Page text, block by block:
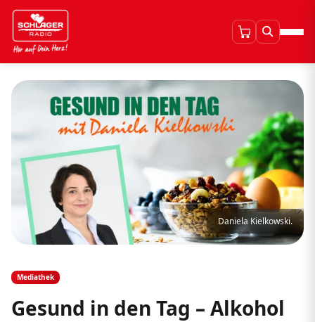
Daniela Kielkowski.
Mediathek
Gesund in den Tag – Alkohol